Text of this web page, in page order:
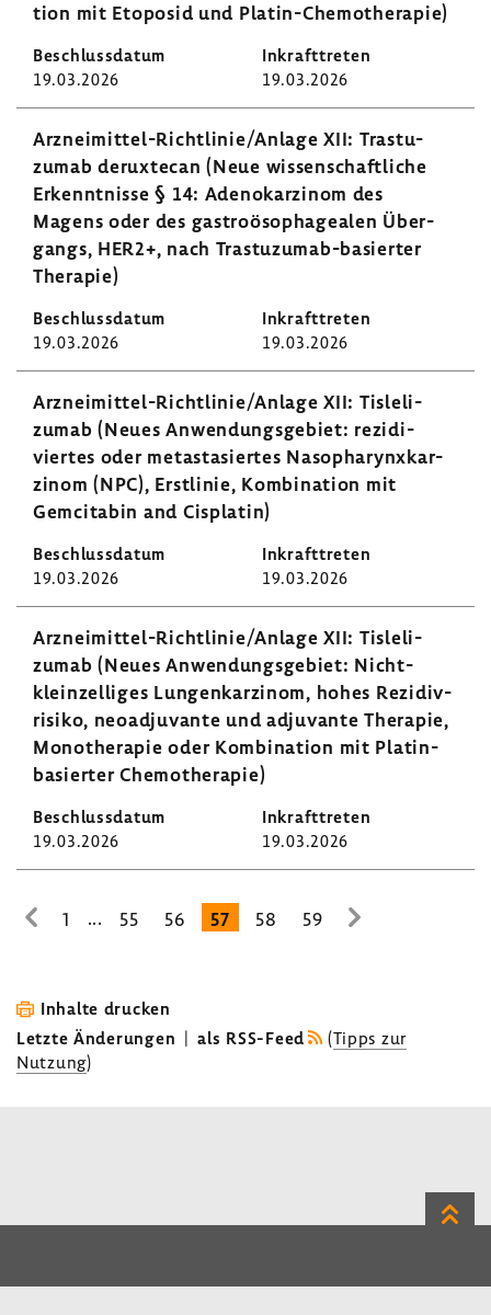
tion mit Etoposid und Platin-​Chemotherapie)
19.03.2026 19.03.2026
Arzneimittel-​​​​Richt­linie/Anlage XII: Tras­tu­
zumab derux­tecan (Neue wissen­schaft­liche
Erkennt­nisse § 14: Adeno­kar­zinom des
Magens oder des gastro­öso­pha­gealen Über­
gangs, HER2+, nach Trastuzumab-​basierter
Therapie)
19.03.2026 19.03.2026
Arzneimittel-​​​​Richt­linie/Anlage XII: Tisle­li­
zumab (Neues Anwen­dungs­ge­biet: rezi­di­
viertes oder meta­stasiertes Nasopha­rynx­kar­
zinom (NPC), Erst­linie, Kombi­na­tion mit
Gemci­tabin and Cisplatin)
19.03.2026 19.03.2026
Arzneimittel-​Richtlinie/Anlage XII: Tisle­li­
zumab (Neues Anwen­dungs­ge­biet: Nicht-​
kleinzelliges Lungen­kar­zinom, hohes Rezi­di­v­
ri­siko, neoad­ju­vante und adju­vante Therapie,
Mono­the­rapie oder Kombi­na­tion mit Platin-​
basierter Chemo­the­rapie)
19.03.2026 19.03.2026
zur
Seite
1 ... 55 56 57 58 59
zur
Inhalte drucken
Letzte Änderungen | als RSS-Feed (Tipps zur
Nutzung)
Zum